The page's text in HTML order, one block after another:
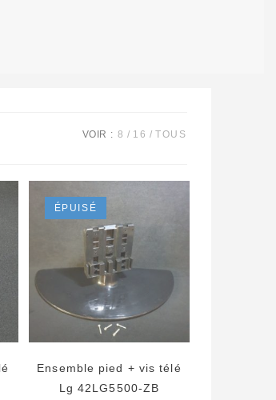
VOIR : 8 16 TOUS
ÉPUISÉ
Ensemble pied + vis télé
Lg 42LG5500-ZB